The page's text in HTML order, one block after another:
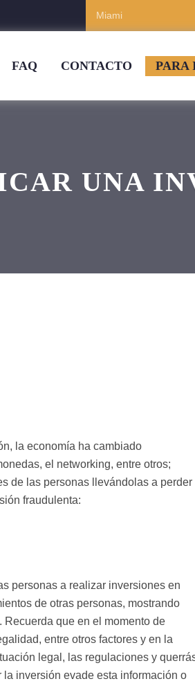
FAQ CONTACTO PARA
UNA
la economía ha cambiado
el networking, entre otros;
de las personas llevándolas a perder
fraudulenta:
personas a realizar inversiones en
de otras personas, mostrando
que en el momento de
entre otros factores y en la
legal, las regulaciones y
inversión evade esta información o